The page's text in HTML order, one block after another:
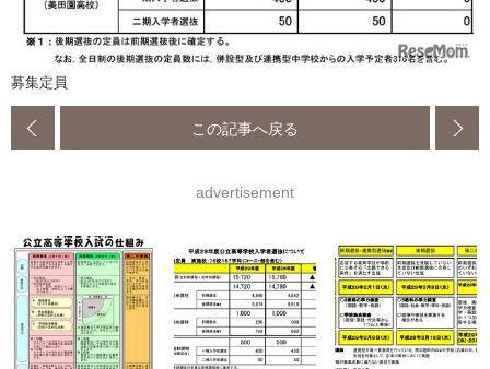
募集定員
この記事へ戻る
advertisement